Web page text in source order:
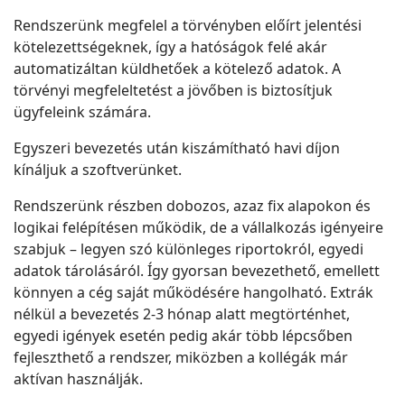
Rendszerünk megfelel a törvényben előírt jelentési
kötelezettségeknek, így a hatóságok felé akár
automatizáltan küldhetőek a kötelező adatok. A
törvényi megfeleltetést a jövőben is biztosítjuk
ügyfeleink számára.
Egyszeri bevezetés után kiszámítható havi díjon
kínáljuk a szoftverünket.
Rendszerünk részben dobozos, azaz fix alapokon és
logikai felépítésen működik, de a vállalkozás igényeire
szabjuk – legyen szó különleges riportokról, egyedi
adatok tárolásáról. Így gyorsan bevezethető, emellett
könnyen a cég saját működésére hangolható. Extrák
nélkül a bevezetés 2-3 hónap alatt megtörténhet,
egyedi igények esetén pedig akár több lépcsőben
fejleszthető a rendszer, miközben a kollégák már
aktívan használják.